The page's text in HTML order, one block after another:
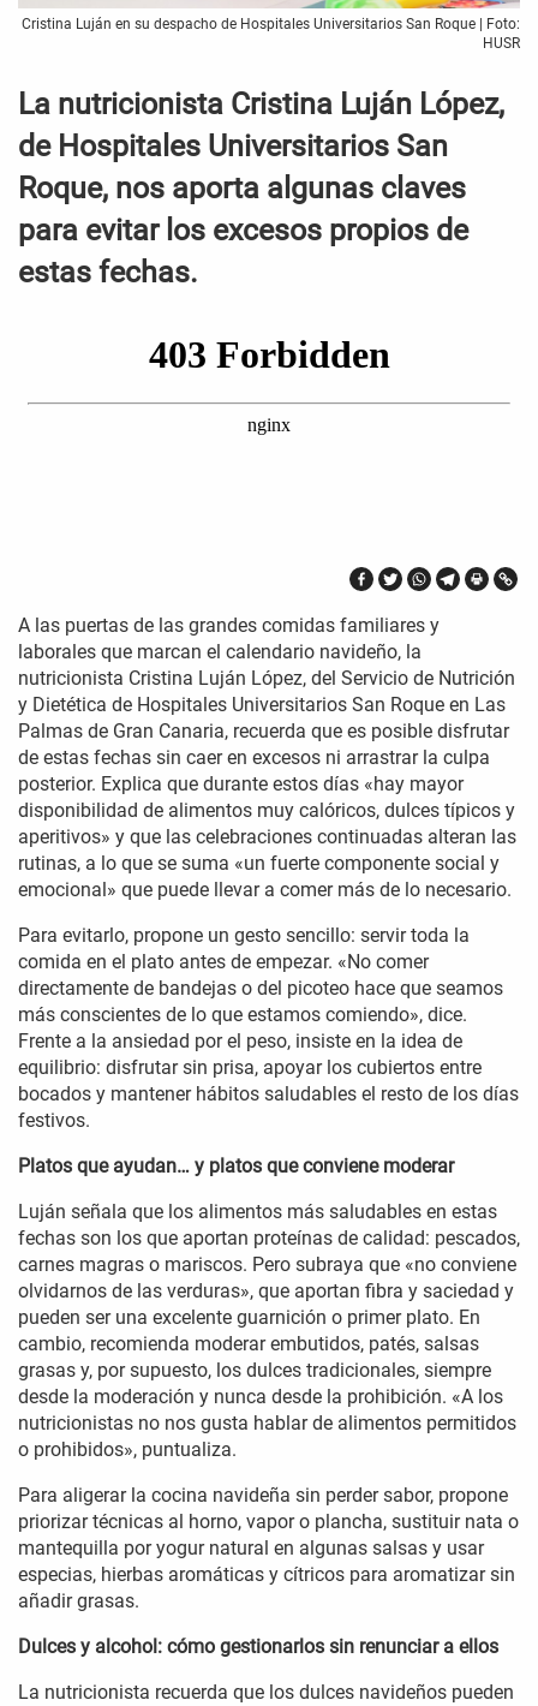
Cristina Luján en su despacho de Hospitales Universitarios San Roque | Foto:
HUSR
La nutricionista Cristina Luján López,
de Hospitales Universitarios San
Roque, nos aporta algunas claves
para evitar los excesos propios de
estas fechas.
A las puertas de las grandes comidas familiares y
laborales que marcan el calendario navideño, la
nutricionista Cristina Luján López, del Servicio de Nutrición
y Dietética de Hospitales Universitarios San Roque en Las
Palmas de Gran Canaria, recuerda que es posible disfrutar
de estas fechas sin caer en excesos ni arrastrar la culpa
posterior. Explica que durante estos días «hay mayor
disponibilidad de alimentos muy calóricos, dulces típicos y
aperitivos» y que las celebraciones continuadas alteran las
rutinas, a lo que se suma «un fuerte componente social y
emocional» que puede llevar a comer más de lo necesario.
Para evitarlo, propone un gesto sencillo: servir toda la
comida en el plato antes de empezar. «No comer
directamente de bandejas o del picoteo hace que seamos
más conscientes de lo que estamos comiendo», dice.
Frente a la ansiedad por el peso, insiste en la idea de
equilibrio: disfrutar sin prisa, apoyar los cubiertos entre
bocados y mantener hábitos saludables el resto de los días
festivos.
Platos que ayudan… y platos que conviene moderar
Luján señala que los alimentos más saludables en estas
fechas son los que aportan proteínas de calidad: pescados,
carnes magras o mariscos. Pero subraya que «no conviene
olvidarnos de las verduras», que aportan fibra y saciedad y
pueden ser una excelente guarnición o primer plato. En
cambio, recomienda moderar embutidos, patés, salsas
grasas y, por supuesto, los dulces tradicionales, siempre
desde la moderación y nunca desde la prohibición. «A los
nutricionistas no nos gusta hablar de alimentos permitidos
o prohibidos», puntualiza.
Para aligerar la cocina navideña sin perder sabor, propone
priorizar técnicas al horno, vapor o plancha, sustituir nata o
mantequilla por yogur natural en algunas salsas y usar
especias, hierbas aromáticas y cítricos para aromatizar sin
añadir grasas.
Dulces y alcohol: cómo gestionarlos sin renunciar a ellos
La nutricionista recuerda que los dulces navideños pueden